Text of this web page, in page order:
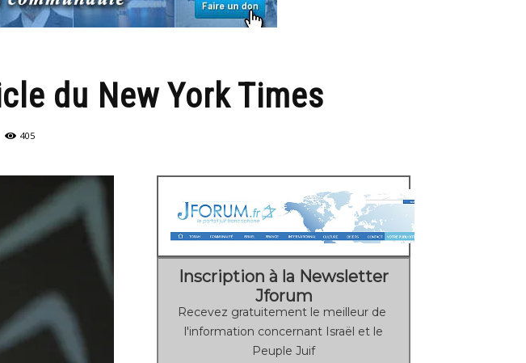
du New York Times
405
Inscription à la Newsletter
Jforum
Recevez gratuitement le meilleur de
l'information concernant Israël et le
Peuple Juif